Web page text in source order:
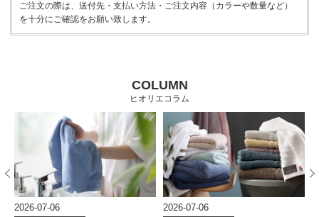
ご注文の際は、送付先・支払い方法・ご注文内容（カラーや数量など）
を十分にご確認をお願い致します。
COLUMN
ヒオリエコラム
2026-07-06 2026-07-06